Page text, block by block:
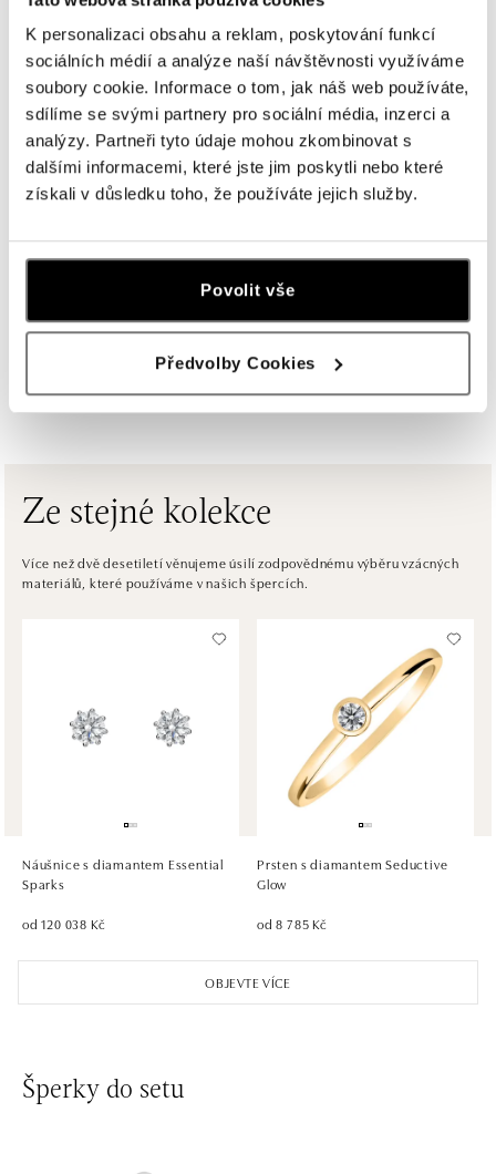
K personalizaci obsahu a reklam, poskytování funkcí
sociálních médií a analýze naší návštěvnosti využíváme
soubory cookie. Informace o tom, jak náš web používáte,
sdílíme se svými partnery pro sociální média, inzerci a
analýzy. Partneři tyto údaje mohou zkombinovat s
dalšími informacemi, které jste jim poskytli nebo které
získali v důsledku toho, že používáte jejich služby.
Povolit vše
Předvolby Cookies
tel.: +420604389337
dnes otevřeno od 09:00
ALOve Westfield Černý most, Praha 9
Chlumecká 765/6, 198 19 Praha 9
tel.: +420735703904
dnes otevřeno od 09:00
ALOve Westfield, Praha 4 - Chodov
Roztylská 2321/19, 148 00 Praha 4 - Chodov
dnes otevřeno od 09:00
ALOve OC Aupark, Bratislava
ALOve OC Eurovea, Bratislava
Pribinova 8, 811 09 Bratislava
tel.: +421917090467
tel.: +421 917 090 372
dnes otevřeno od 09:00
HALADA OC Eurovea, Bratislava
Pribinova 8, 811 09 Bratislava
dnes otevřeno od 10:00
ZOBRAZIT VŠECHNY BUTIKY
Ze stejné kolekce
Více než dvě desetiletí věnujeme úsilí zodpovědnému výběru vzácných
materiálů, které používáme v našich špercích.
OBJEVTE VÍCE
Náušnice s diamantem Essential
Sparks
od 120 038 Kč
Prsten s diamantem Seductive
Glow
od 8 785 Kč
Šperky do setu